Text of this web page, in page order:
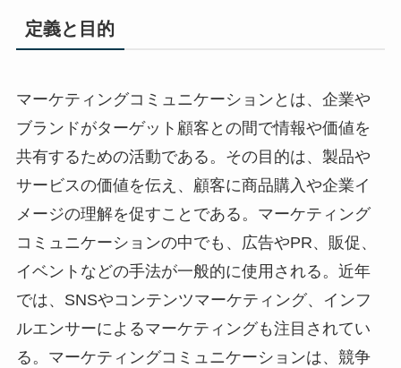
定義と目的
マーケティングコミュニケーションとは、企業や
ブランドがターゲット顧客との間で情報や価値を
共有するための活動である。その目的は、製品や
サービスの価値を伝え、顧客に商品購入や企業イ
メージの理解を促すことである。マーケティング
コミュニケーションの中でも、広告やPR、販促、
イベントなどの手法が一般的に使用される。近年
では、SNSやコンテンツマーケティング、インフ
ルエンサーによるマーケティングも注目されてい
る。マーケティングコミュニケーションは、競争